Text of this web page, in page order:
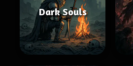
Dark Souls